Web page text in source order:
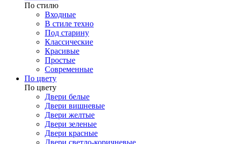
По стилю
Входные
В стиле техно
Под старину
Классические
Красивые
Простые
Современные
По цвету
По цвету
Двери белые
Двери вишневые
Двери желтые
Двери зеленые
Двери красные